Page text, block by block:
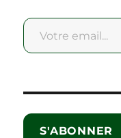
Votre email...
S'ABONNER